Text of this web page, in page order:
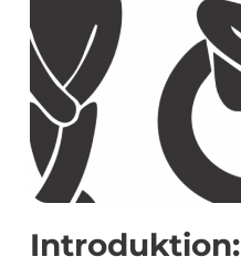
Introduktion: